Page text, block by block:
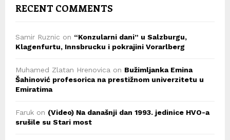
RECENT COMMENTS
Samir Ruznic on “Konzularni dani” u Salzburgu,
Klagenfurtu, Innsbrucku i pokrajini Vorarlberg
Muhamed Zlatan Hrenovica on Bužimljanka Emina
Šahinović profesorica na prestižnom univerzitetu u
Emiratima
Faruk on (Video) Na današnji dan 1993. jedinice HVO-a
srušile su Stari most